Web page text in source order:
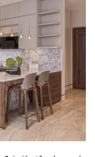
giác ấm cúng, sang
bếp.
nhiều gia đình
giác chắc chắn
liệu gỗ giúp không
có thể giữ được
tinh tế. Khi bố trí
kiện, căn bếp sẽ